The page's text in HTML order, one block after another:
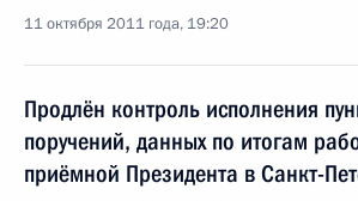
11 октября 2011 года, 19:20
Продлён контроль исполнения
поручений, данных по итогам
приёмной Президента в Санкт-